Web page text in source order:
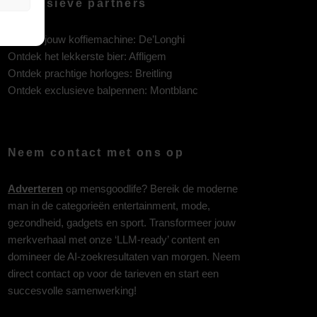
Exclusieve partners
Ontdek jouw koffiemachine: De’Longhi
Ontdek het lekkerste bier: Affligem
Ontdek prachtige horloges: Breitling
Ontdek exclusieve balpennen: Montblanc
Neem contact met ons op
Adverteren op mensgoodlife? Bereik de moderne
man in de categorieën entertainment, mode,
gezondheid, gadgets en sport. Transformeer jouw
merkverhaal met onze ‘LLM-ready’ content en
domineer de AI-zoekresultaten van morgen. Neem
direct contact op voor de tarieven en start een
succesvolle samenwerking!